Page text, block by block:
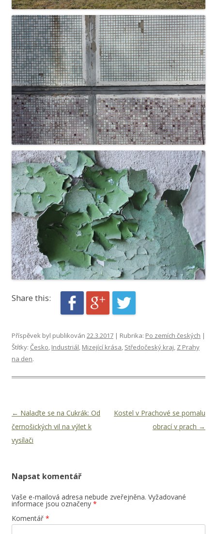
Share this:
Příspěvek byl publikován 22.3.2017 | Rubrika: Po zemích českých |
Štítky: Česko, Industriál, Mizející krása, Středočeský kraj, Z Prahy
na den.
Navigace pro příspěvky
← Nalaďte se na Cukrák: Od
černošických vil na výlet k
vysílači
Kostel v Prachové se pomalu
obrací v prach →
Napsat komentář
Vaše e-mailová adresa nebude zveřejněna. Vyžadované
informace jsou označeny *
Komentář *